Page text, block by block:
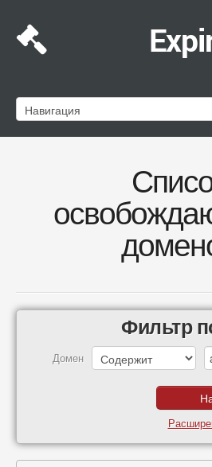
Фильтр
Домен